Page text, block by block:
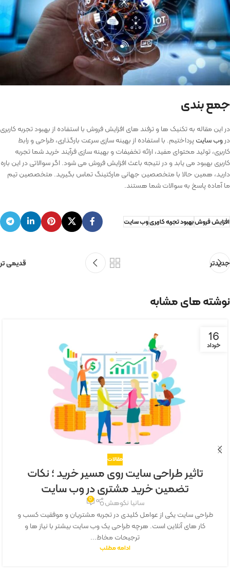
جمع بندی
در این مقاله به تکنیک ها و ترفند های افزایش فروش با استفاده از بهبود تجربه کاربری
دروب سایتپرداختیم. با استفاده از بهینه ‌سازی سرعت بارگذاری، طراحی و رابط
کاربری، تولید محتوای مفید، ارائه تخفیفات و بهینه سازی فرآیند خرید شما تجربه
کاربری بهبود می یابد و در نتیجه باعث افزایش فروش می شود. اگر سوالاتی در این باره
دارید، همین حالا با متخصصین جهانی مارکتینگ تماس بگیرید. متخصصین تیم
ما آماده پاسخ به سوالات شما هستند.
افزایش فروشبهبود تجربه کاربریوب سایت
جدیدتر قدیمی تر
نوشته های مشابه
16
خرداد
مقالات
تاثیر طراحی سایت روی مسیر خرید ؛ نکات
تضمین خرید مشتری در وب سایت
سانیا نکوهش 0
طراحی سایت یکی از عوامل کلیدی در تجربه مشتریان و موفقیت کسب و
کار های آنلاین است. هرچه طراحی یک وب سایت بیشتر با نیاز ها و
ترجیحات مخاط...
ادامه مطلب